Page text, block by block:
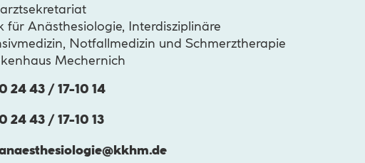
für Anästhesiologie, Interdisziplinäre
Notfallmedizin und Schmerztherapie
Mechernich
24 43 / 17-10 14
24 43 / 17-10 13
kkhm.de